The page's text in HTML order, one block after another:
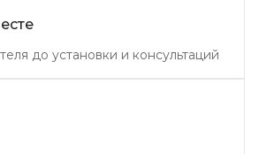
до установки и консультаций